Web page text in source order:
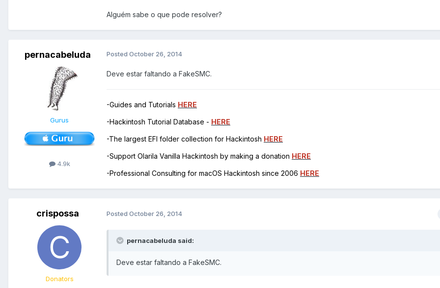
Alguém sabe o que pode resolver?
pernacabeluda
Gurus
4.9k
Posted October 26, 2014
Deve estar faltando a FakeSMC.
-Guides and Tutorials HERE
-Hackintosh Tutorial Database - HERE
-The largest EFI folder collection for Hackintosh HERE
-Support Olarila Vanilla Hackintosh by making a donation HERE
-Professional Consulting for macOS Hackintosh since 2006 HERE
crispossa
Donators
Posted October 26, 2014
pernacabeluda said:
Deve estar faltando a FakeSMC.